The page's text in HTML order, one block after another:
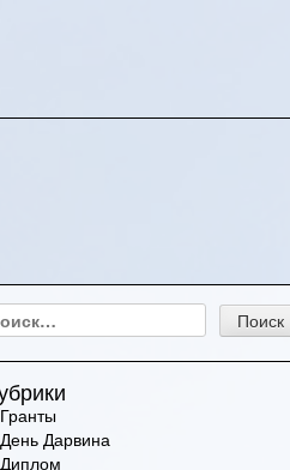
Гранты
День Дарвина
Диплом